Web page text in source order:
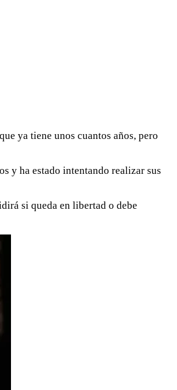
ya tiene unos cuantos años, pero
y ha estado intentando realizar sus
si queda en libertad o debe